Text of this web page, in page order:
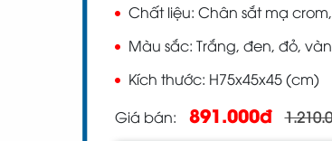
Chất liệu Chân sắt mạ
Màu sắc Trắng, đen, đỏ,
Kích thước H75x45x45 (cm)
Giá bán
891.000đ